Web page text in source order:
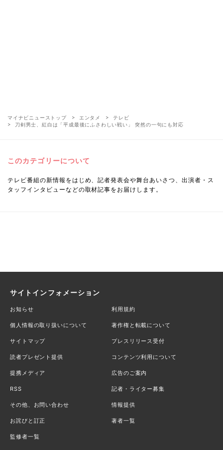
マイナビニューストップ エンタメ
テレビ
刀剣男士、紅白は「平成最後にふさわしい戦い」 突然の一句にも対応
このカテゴリーについて
テレビ番組の新情報をはじめ、記者発表会や舞台あいさつ、出演者・ス
タッフインタビューなどの取材記事をお届けします。
サイトインフォメーション
お知らせ 利用規約
個人情報の取り扱いについて 著作権と転載について
サイトマップ プレスリリース受付
読者プレゼント提供 コンテンツ利用について
提携メディア 広告のご案内
RSS 記者・ライター募集
その他、お問い合わせ 情報提供
お詫びと訂正 著者一覧
監修者一覧